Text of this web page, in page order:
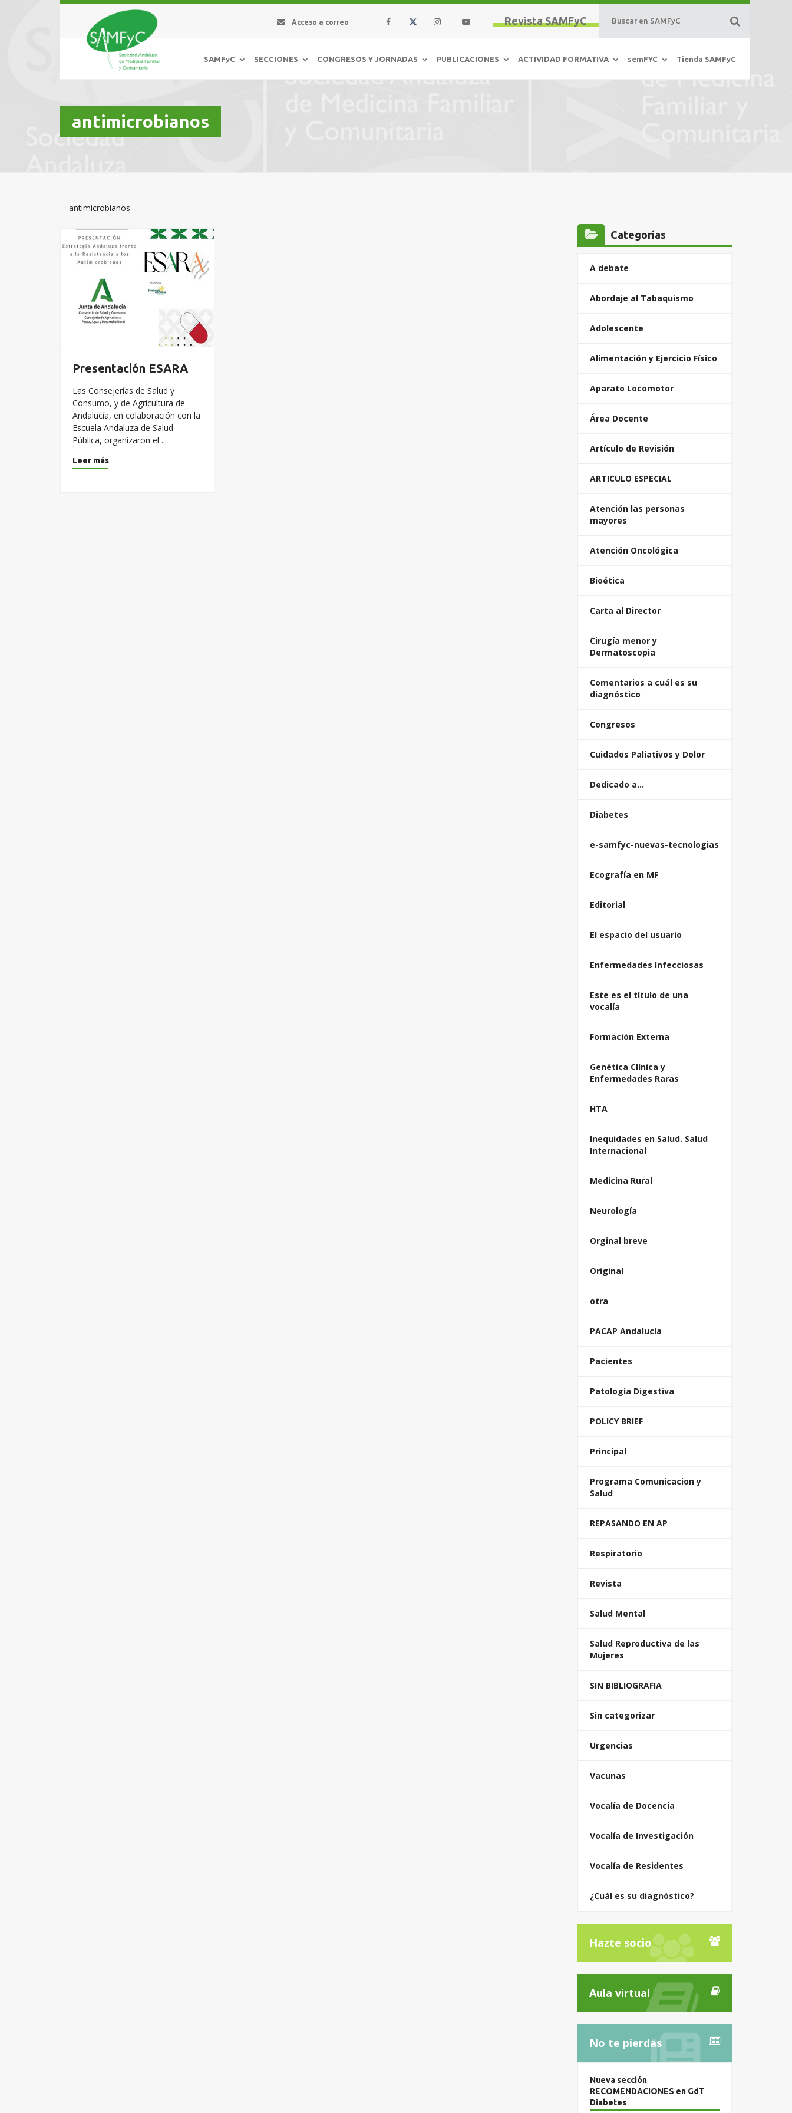
Revista SAMFyC
Acceso a correo
SAMFyC SECCIONES CONGRESOS Y JORNADAS PUBLICACIONES ACTIVIDAD FORMATIVA semFYC Tienda SAMFyC
antimicrobianos
antimicrobianos
Presentación ESARA
Las Consejerías de Salud y
Consumo, y de Agricultura de
Andalucía, en colaboración con la
Escuela Andaluza de Salud
Pública, organizaron el ...
Leer más
Categorías
A debate
Abordaje al Tabaquismo
Adolescente
Alimentación y Ejercicio Físico
Aparato Locomotor
Área Docente
Artículo de Revisión
ARTICULO ESPECIAL
Atención las personas
mayores
Atención Oncológica
Bioética
Carta al Director
Cirugía menor y
Dermatoscopia
Comentarios a cuál es su
diagnóstico
Congresos
Cuidados Paliativos y Dolor
Dedicado a…
Diabetes
e-samfyc-nuevas-tecnologias
Ecografía en MF
Editorial
El espacio del usuario
Enfermedades Infecciosas
Este es el título de una
vocalía
Formación Externa
Genética Clínica y
Enfermedades Raras
HTA
Inequidades en Salud. Salud
Internacional
Medicina Rural
Neurología
Orginal breve
Original
otra
PACAP Andalucía
Pacientes
Patología Digestiva
POLICY BRIEF
Principal
Programa Comunicacion y
Salud
REPASANDO EN AP
Respiratorio
Revista
Salud Mental
Salud Reproductiva de las
Mujeres
SIN BIBLIOGRAFIA
Sin categorizar
Urgencias
Vacunas
Vocalía de Docencia
Vocalía de Investigación
Vocalía de Residentes
¿Cuál es su diagnóstico?
Hazte socio
Aula virtual
No te pierdas
Nueva sección
RECOMENDACIONES en GdT
Diabetes